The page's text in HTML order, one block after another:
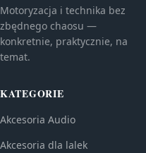
Motoryzacja i technika bez
zbędnego chaosu —
konkretnie, praktycznie, na
temat.
KATEGORIE
Akcesoria Audio
Akcesoria dla lalek